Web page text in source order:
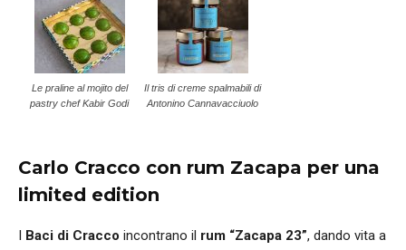
Le praline al mojito del
pastry chef Kabir Godi
Il tris di creme spalmabili di
Antonino Cannavacciuolo
Carlo Cracco con rum Zacapa per una
limited edition
I Baci di Cracco incontrano il rum “Zacapa 23”, dando vita a